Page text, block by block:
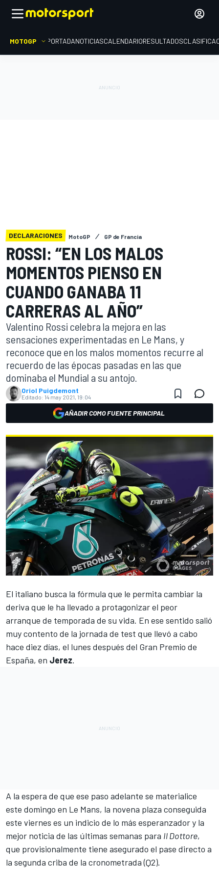
MOTOGP PORTADANOTICIASCALENDARIORESULTADOS
DECLARACIONES MotoGP GP de Francia
ROSSI: “EN LOS MALOS
MOMENTOS PIENSO EN
CUANDO GANABA 11
CARRERAS AL AÑO”
Valentino Rossi celebra la mejora en las
sensaciones experimentadas en Le Mans, y
reconoce que en los malos momentos recurre al
recuerdo de las épocas pasadas en las que
dominaba el Mundial a su antojo.
Oriol Puigdemont
Editado: 14 may 2021, 19:04
AÑADIR COMO FUENTE PRINCIPAL
El italiano busca la fórmula que le permita cambiar la
deriva que le ha llevado a protagonizar el peor
arranque de temporada de su vida. En ese sentido salió
muy contento de la jornada de test que llevó a cabo
hace diez días, el lunes después del Gran Premio de
España, en Jerez.
A la espera de que ese paso adelante se materialice
este domingo en Le Mans, la novena plaza conseguida
este viernes es un indicio de lo más esperanzador y la
mejor noticia de las últimas semanas para Il Dottore,
que provisionalmente tiene asegurado el pase directo a
la segunda criba de la cronometrada (Q2).